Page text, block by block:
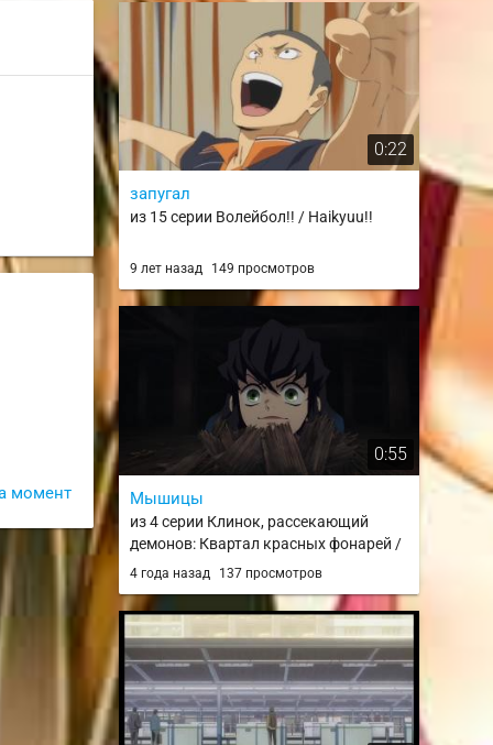
момент
0:22
запугал
из 15 серии Волейбол!! / Haikyuu!!
9 лет назад 149 просмотров
0:55
Мышицы
из 4 серии Клинок, рассекающий
демонов: Квартал красных фонарей /
Kimetsu no Yaiba: Yuukaku-hen
4 года назад 137 просмотров